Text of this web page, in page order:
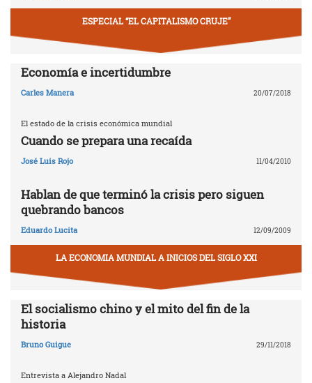
ESPECIAL “EL CAPITALISMO CRUJE”
Economía e incertidumbre
Carles Manera 20/07/2018
El estado de la crisis económica mundial
Cuando se prepara una recaída
José Luis Rojo 11/04/2010
Hablan de que terminó la crisis pero siguen
quebrando bancos
Eduardo Lucita 12/09/2009
LA ECONOMIA MUNDIAL A INICIOS DEL SIGLO XXI
El socialismo chino y el mito del fin de la
historia
Bruno Guigue 29/11/2018
Entrevista a Alejandro Nadal